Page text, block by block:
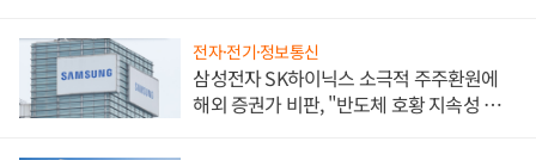
전자·전기·정보통신
삼성전자 SK하이닉스 소극적 주주환원에
해외 증권가 비판, "반도체 호황 지속성 의